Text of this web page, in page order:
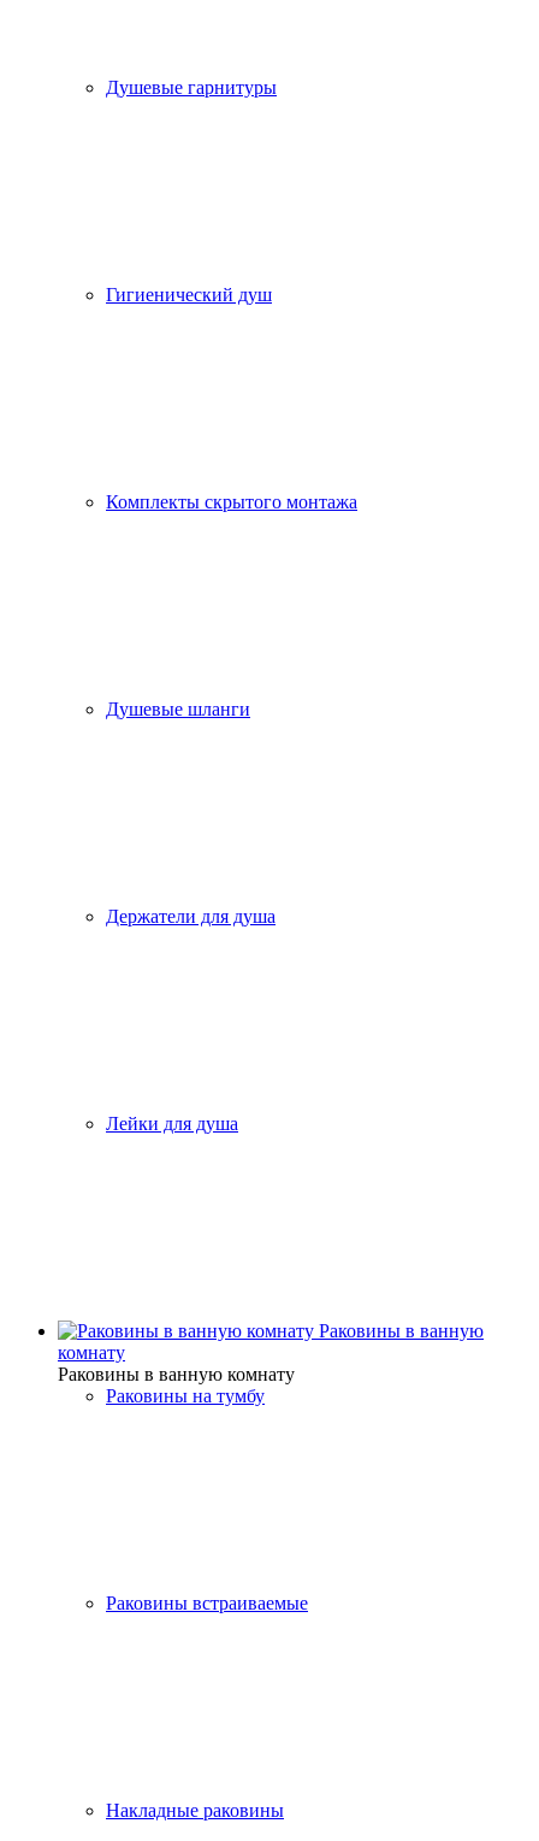
Душевые гарнитуры
Гигиенический душ
Комплекты скрытого монтажа
Душевые шланги
Держатели для душа
Лейки для душа
Раковины в ванную
комнату
Раковины в ванную комнату
Раковины на тумбу
Раковины встраиваемые
Накладные раковины